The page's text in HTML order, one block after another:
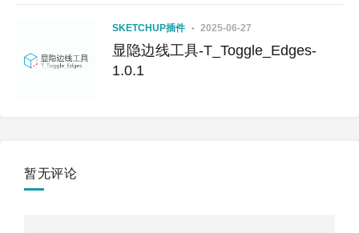
SKETCHUP插件 2025-06-27
显隐边线工具-T_Toggle_Edges-
1.0.1
暂无评论